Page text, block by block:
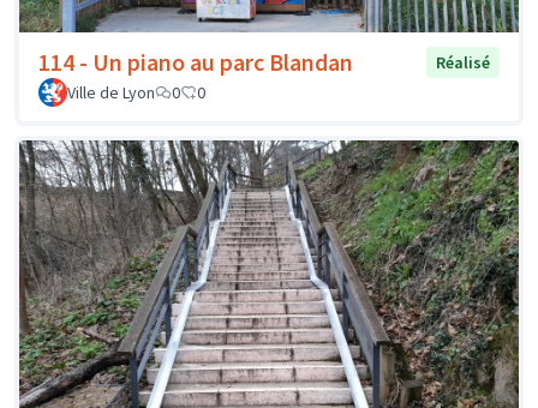
114 - Un piano au parc Blandan
Réalisé
Ville de Lyon
0 0